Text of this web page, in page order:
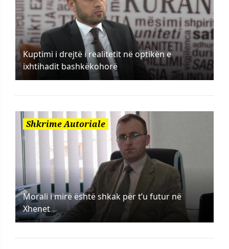
Kuptimi i drejtë i realitetit në optikën e
ixhtihadit bashkëkohorë
Shkrime Autoriale
Morali i mirë është shkak për t’u futur në
Xhenet